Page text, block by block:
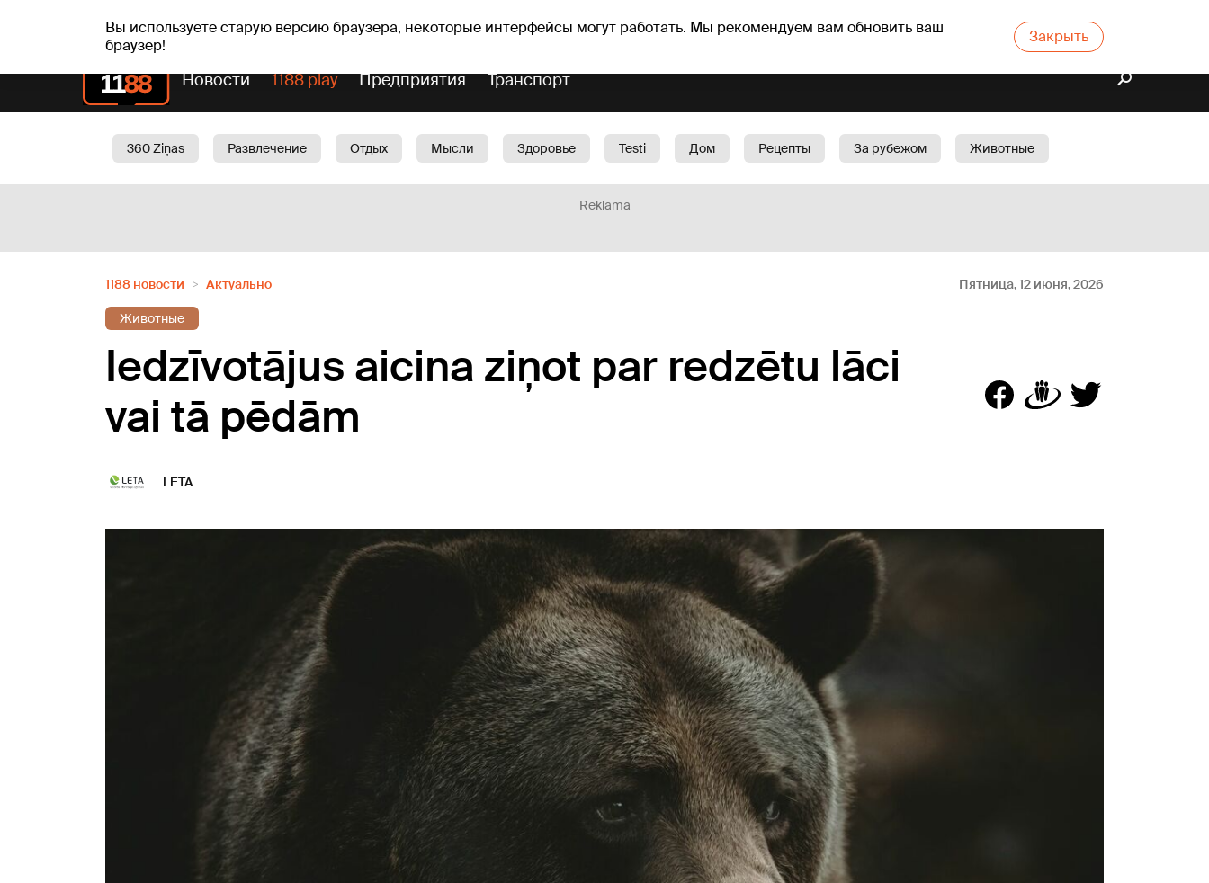
Вы используете старую версию браузера, некоторые интерфейсы могут работать. Мы рекомендуем вам обновить ваш
браузер!
Закрыть
пт, 07.08.2026. +19°C Alfrēds, Fredis, Madars Прогноз погоды Гороскопы
Новости 1188 play Предприятия Транспорт
360 Ziņas Развлечение Отдых Мысли Здоровье Testi Дом Рецепты За рубежом
Животные
Reklāma
1188 новости Актуально Пятница, 12 июня, 2026
Животные
Iedzīvotājus aicina ziņot par redzētu lāci
vai tā pēdām
LETA